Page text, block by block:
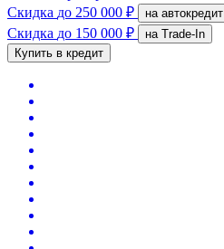
Скидка до 250 000 ₽ на автокредит
Скидка до 150 000 ₽
на Trade-In
Купить в кредит